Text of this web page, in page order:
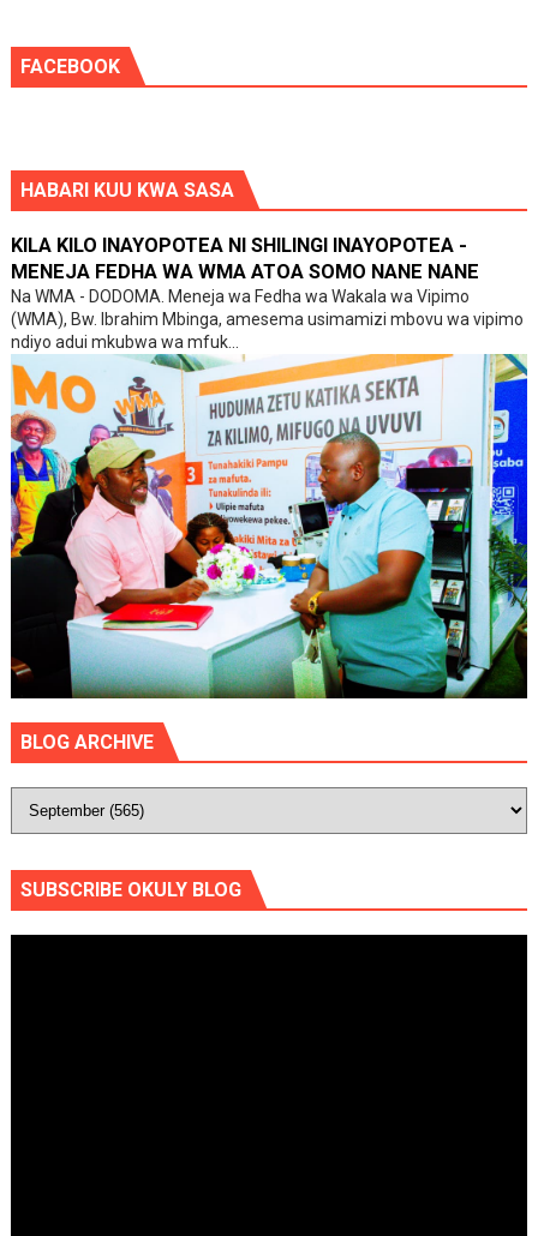
FACEBOOK
HABARI KUU KWA SASA
KILA KILO INAYOPOTEA NI SHILINGI INAYOPOTEA -
MENEJA FEDHA WA WMA ATOA SOMO NANE NANE
Na WMA - DODOMA. Meneja wa Fedha wa Wakala wa Vipimo
(WMA), Bw. Ibrahim Mbinga, amesema usimamizi mbovu wa vipimo
ndiyo adui mkubwa wa mfuk...
BLOG ARCHIVE
SUBSCRIBE OKULY BLOG